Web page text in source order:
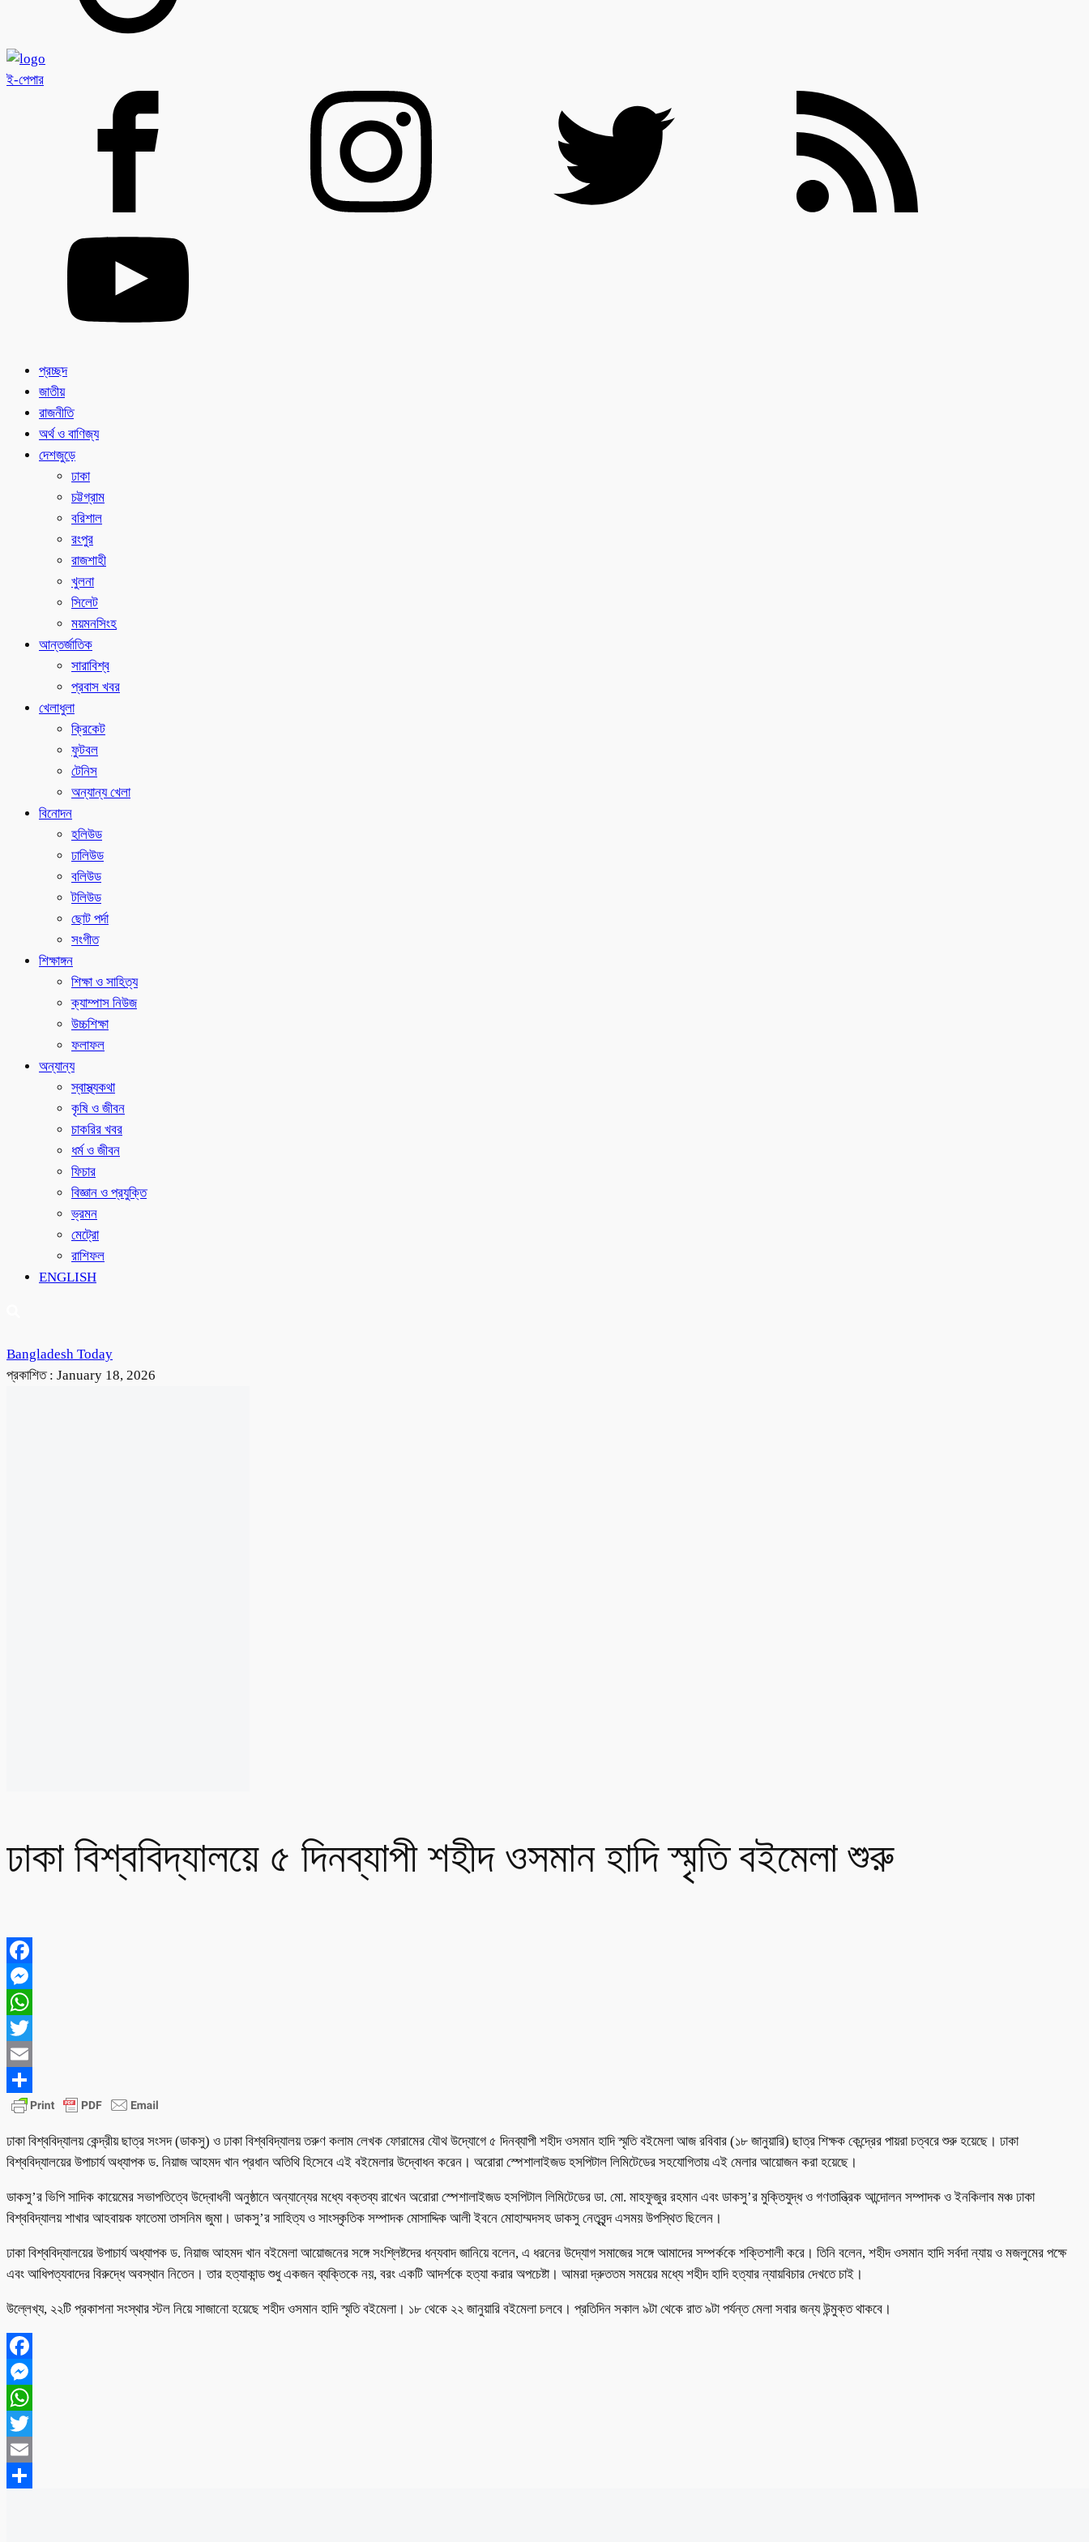
ই-পেপার
প্রচ্ছদ
জাতীয়
রাজনীতি
অর্থ ও বাণিজ্য
দেশজুড়ে
ঢাকা
চট্টগ্রাম
বরিশাল
রংপুর
রাজশাহী
খুলনা
সিলেট
ময়মনসিংহ
আন্তর্জাতিক
সারাবিশ্ব
প্রবাস খবর
খেলাধুলা
ক্রিকেট
ফুটবল
টেনিস
অন্যান্য খেলা
বিনোদন
হলিউড
ঢালিউড
বলিউড
টলিউড
ছোট পর্দা
সংগীত
শিক্ষাঙ্গন
শিক্ষা ও সাহিত্য
ক্যাম্পাস নিউজ
উচ্চশিক্ষা
ফলাফল
অন্যান্য
স্বাস্থ্যকথা
কৃষি ও জীবন
চাকরির খবর
ধর্ম ও জীবন
ফিচার
বিজ্ঞান ও প্রযুক্তি
ভ্রমন
মেট্রো
রাশিফল
ENGLISH
Bangladesh Today
প্রকাশিত : January 18, 2026
ঢাকা বিশ্ববিদ্যালয়ে ৫ দিনব্যাপী শহীদ ওসমান হাদি স্মৃতি বইমেলা শুরু
Facebook
Messenger
WhatsApp
Twitter
Email
Share
ঢাকা বিশ্ববিদ্যালয় কেন্দ্রীয় ছাত্র সংসদ (ডাকসু) ও ঢাকা বিশ্ববিদ্যালয় তরুণ কলাম লেখক ফোরামের যৌথ উদ্যোগে ৫ দিনব্যাপী শহীদ ওসমান হাদি স্মৃতি বইমেলা আজ রবিবার (১৮ জানুয়ারি) ছাত্র শিক্ষক কেন্দ্রের পায়রা চত্বরে শুরু হয়েছে। ঢাকা
বিশ্ববিদ্যালয়ের উপাচার্য অধ্যাপক ড. নিয়াজ আহমদ খান প্রধান অতিথি হিসেবে এই বইমেলার উদ্বোধন করেন। অরোরা স্পেশালাইজড হসপিটাল লিমিটেডের সহযোগিতায় এই মেলার আয়োজন করা হয়েছে।
ডাকসু’র ভিপি সাদিক কায়েমের সভাপতিত্বে উদ্বোধনী অনুষ্ঠানে অন্যান্যের মধ্যে বক্তব্য রাখেন অরোরা স্পেশালাইজড হসপিটাল লিমিটেডের ডা. মো. মাহফুজুর রহমান এবং ডাকসু’র মুক্তিযুদ্ধ ও গণতান্ত্রিক আন্দোলন সম্পাদক ও ইনকিলাব মঞ্চ ঢাকা
বিশ্ববিদ্যালয় শাখার আহবায়ক ফাতেমা তাসনিম জুমা। ডাকসু’র সাহিত্য ও সাংস্কৃতিক সম্পাদক মোসাদ্দিক আলী ইবনে মোহাম্মদসহ ডাকসু নেতৃবৃন্দ এসময় উপস্থিত ছিলেন।
ঢাকা বিশ্ববিদ্যালয়ের উপাচার্য অধ্যাপক ড. নিয়াজ আহমদ খান বইমেলা আয়োজনের সঙ্গে সংশ্লিষ্টদের ধন্যবাদ জানিয়ে বলেন, এ ধরনের উদ্যোগ সমাজের সঙ্গে আমাদের সম্পর্ককে শক্তিশালী করে। তিনি বলেন, শহীদ ওসমান হাদি সর্বদা ন্যায় ও মজলুমের পক্ষে
এবং আধিপত্যবাদের বিরুদ্ধে অবস্থান নিতেন। তার হত্যাকান্ড শুধু একজন ব্যক্তিকে নয়, বরং একটি আদর্শকে হত্যা করার অপচেষ্টা। আমরা দ্রুততম সময়ের মধ্যে শহীদ হাদি হত্যার ন্যায়বিচার দেখতে চাই।
উল্লেখ্য, ২২টি প্রকাশনা সংস্থার স্টল নিয়ে সাজানো হয়েছে শহীদ ওসমান হাদি স্মৃতি বইমেলা। ১৮ থেকে ২২ জানুয়ারি বইমেলা চলবে। প্রতিদিন সকাল ৯টা থেকে রাত ৯টা পর্যন্ত মেলা সবার জন্য উন্মুক্ত থাকবে।
Facebook
Messenger
WhatsApp
Twitter
Email